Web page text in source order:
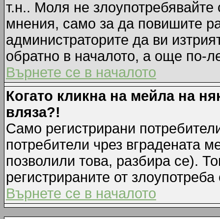
т.н.. Моля не
мнения, само за да повишите
администраторите да ви
обратно в началото, а още по-
Върнете се в началото
Когато кликна на мейла на
вляза?!
Само регистрирани
потребители чрез вградената
позволили това, разбира се).
регистрираните от
Върнете се в началото